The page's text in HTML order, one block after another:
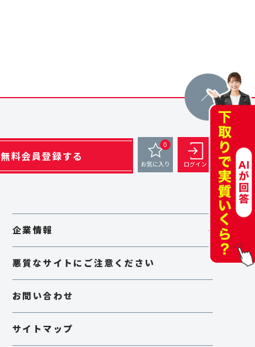
無料会員登録する
0
お気に入り ログイン
企業情報
悪質なサイトにご注意ください
お問い合わせ
サイトマップ